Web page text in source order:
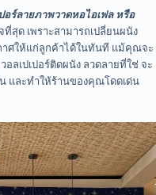
อร์ลายภาพวาดหอไอเฟล หรือ
สุด เพราะสามารถเปลี่ยนผนัง
าศให้แก่ลูกค้าได้ในทันที แม้คุณจะ
อลเปเปอร์ติดผนัง ลวดลายที่ใช่ จะ
และทำให้ร้านของคุณโดดเด่น